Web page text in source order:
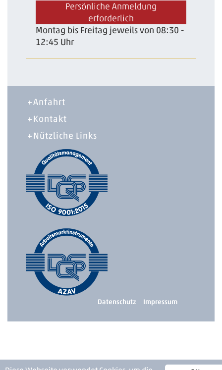
Persönliche Anmeldung
erforderlich
Montag bis Freitag jeweils von 08:30 -
12:45 Uhr
Anfahrt
Kontakt
Nützliche Links
Impressum
Datenschutz